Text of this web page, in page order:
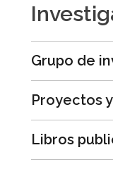
Grupo de
Proyectos
Libros